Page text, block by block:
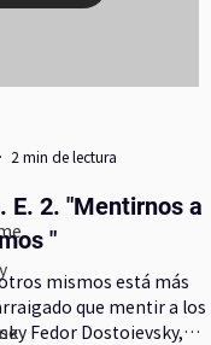
2 min de lectura
E. 2. "Mentirnos a
"
mismos está más
que mentir a los
Fedor Dostoievsky,